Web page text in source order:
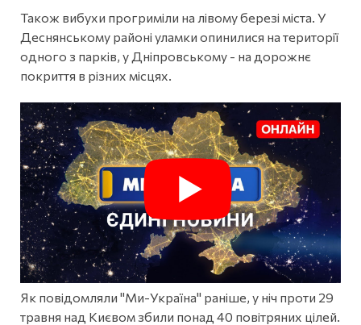
Також вибухи прогриміли на лівому березі міста. У
Деснянському районі уламки опинилися на території
одного з парків, у Дніпровському - на дорожнє
покриття в різних місцях.
Як повідомляли "Ми-Україна" раніше, у ніч проти 29
травня над Києвом збили понад 40 повітряних цілей.